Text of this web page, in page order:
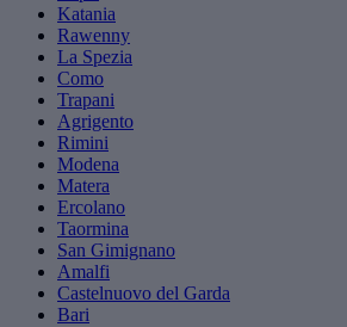
Katania
Rawenny
La Spezia
Como
Trapani
Agrigento
Rimini
Modena
Matera
Ercolano
Taormina
San Gimignano
Amalfi
Castelnuovo del Garda
Bari